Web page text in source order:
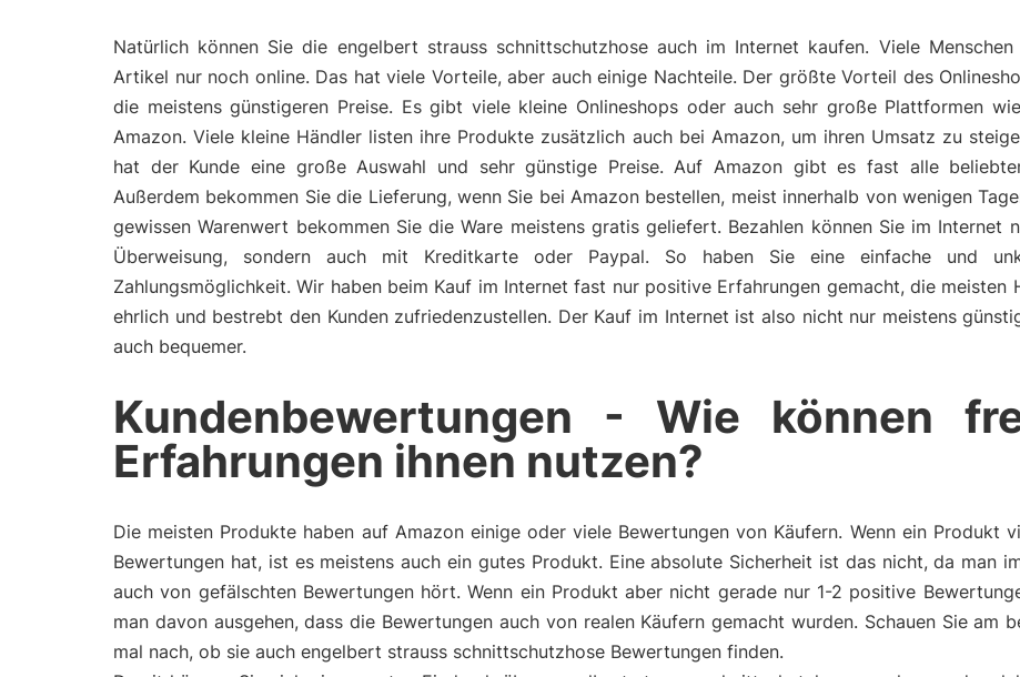
Natürlich können Sie die engelbert strauss schnittschutzhose auch im Internet kaufen. Viele
Artikel nur noch online. Das hat viele Vorteile, aber auch einige Nachteile. Der größte Vorteil des
die meistens günstigeren Preise. Es gibt viele kleine Onlineshops oder auch sehr große Plattformen
Amazon. Viele kleine Händler listen ihre Produkte zusätzlich auch bei Amazon, um ihren Umsatz zu
hat der Kunde eine große Auswahl und sehr günstige Preise. Auf Amazon gibt es fast alle
Außerdem bekommen Sie die Lieferung, wenn Sie bei Amazon bestellen, meist innerhalb von wenigen
gewissen Warenwert bekommen Sie die Ware meistens gratis geliefert. Bezahlen können Sie im Internet
Überweisung, sondern auch mit Kreditkarte oder Paypal. So haben Sie eine einfache und
Zahlungsmöglichkeit. Wir haben beim Kauf im Internet fast nur positive Erfahrungen gemacht, die meisten
ehrlich und bestrebt den Kunden zufriedenzustellen. Der Kauf im Internet ist also nicht nur meistens
auch bequemer.
Kundenbewertungen - Wie können
Erfahrungen ihnen nutzen?
Die meisten Produkte haben auf Amazon einige oder viele Bewertungen von Käufern. Wenn ein Produkt
Bewertungen hat, ist es meistens auch ein gutes Produkt. Eine absolute Sicherheit ist das nicht, da man
auch von gefälschten Bewertungen hört. Wenn ein Produkt aber nicht gerade nur 1-2 positive
man davon ausgehen, dass die Bewertungen auch von realen Käufern gemacht wurden. Schauen Sie am
mal nach, ob sie auch engelbert strauss schnittschutzhose Bewertungen finden.